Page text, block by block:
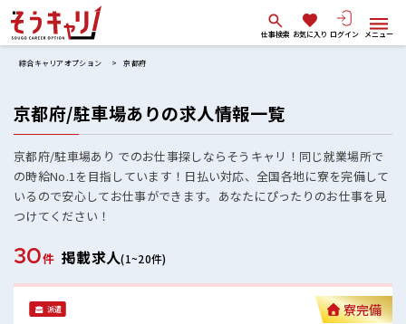
仕事検索 お気に入り ログイン メニュー
綜合キャリアオプション 京都府
京都府/駐車場ありの求人情報一覧
京都府/駐車場あり でのお仕事探しならそうキャリ！同じ就業場所で
の時給No.1を目指しています！日払い対応、全国各地に寮を完備して
いるので安心してお仕事ができます。あなたにぴったりのお仕事を見
つけてください！
30件 掲載求人(1~20件)
派遣 寮完備